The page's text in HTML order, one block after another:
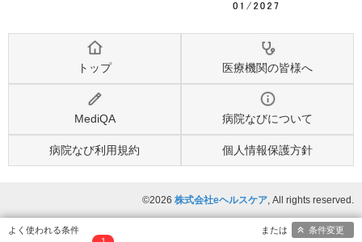
トップ 医療機関の皆様へ
MediQA 病院なびについて
病院なび利用規約 個人情報保護方針
©2026 株式会社eヘルスケア, All rights reserved.
条件変更